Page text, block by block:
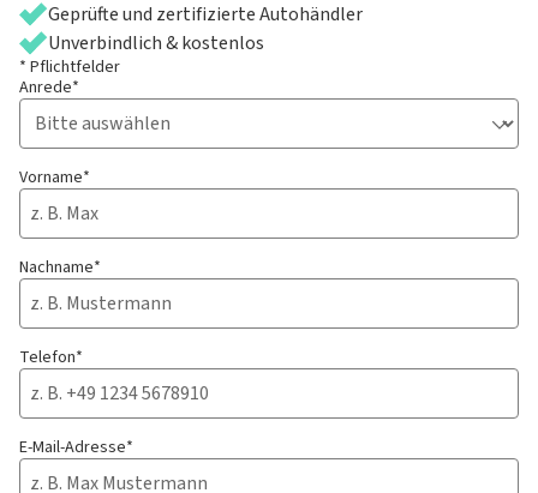
Geprüfte und zertifizierte Autohändler
Unverbindlich & kostenlos
* Pflichtfelder
Anrede*
Vorname*
Nachname*
Telefon*
E-Mail-Adresse*